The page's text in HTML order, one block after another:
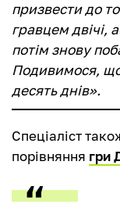
призвести до
гравцем двічі,
потім знову
Подивимося, що
десять днів».
Спеціаліст
порівняння гри